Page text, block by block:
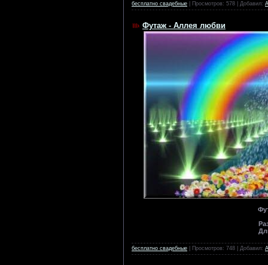
бесплатно свадебные | Просмотров: 578 | Добавил:
Футаж - Аллея любви
бесплатно свадебные | Просмотров: 748 | Добавил: